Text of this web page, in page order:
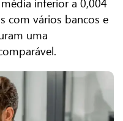
inferior a 0,004
com vários bancos e
uma